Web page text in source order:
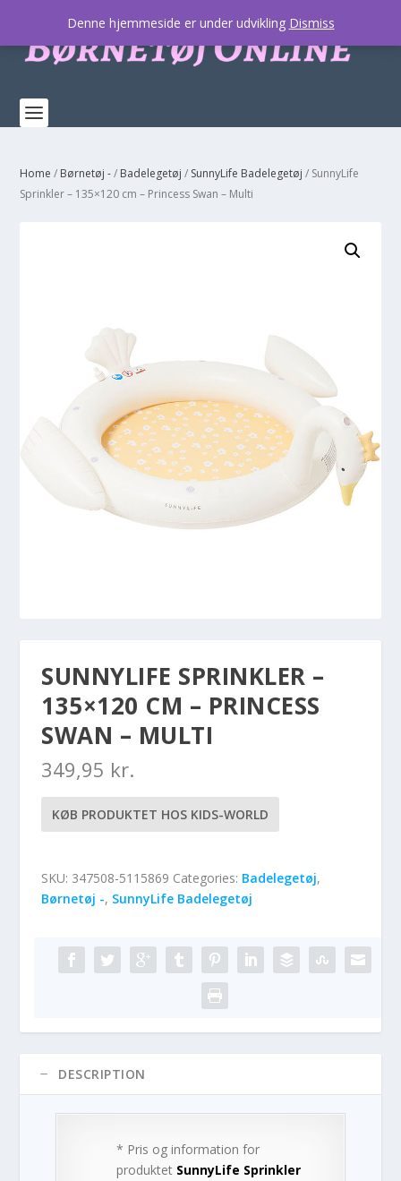
Home / Børnetøj -/ Badelegetøj / SunnyLife Badelegetøj / SunnyLife
Sprinkler – 135×120 cm – Princess Swan – Multi
SUNNYLIFE SPRINKLER –
135×120 CM – PRINCESS
SWAN – MULTI
349,95 kr.
KØB PRODUKTET HOS KIDS-WORLD
SKU: 347508-5115869 Categories: Badelegetøj,
Børnetøj -, SunnyLife Badelegetøj
DESCRIPTION
* Pris og information for
produktet SunnyLife Sprinkler
Denne hjemmeside er under udvikling Dismiss